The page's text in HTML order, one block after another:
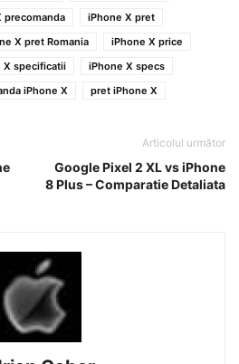
precomanda
iPhone X pret
X pret Romania
iPhone X price
X specificatii
iPhone X specs
iPhone X pret iPhone X
Articolul următor
Google Pixel 2 XL vs iPhone
8 Plus – Comparatie Detaliata